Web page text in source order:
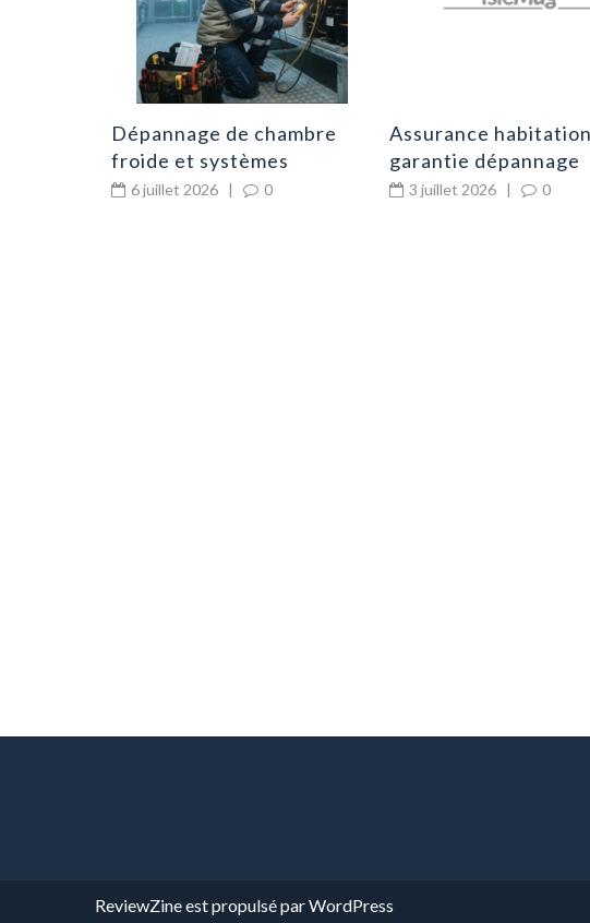
Dépannage de chambre
froide et systèmes
frigorifiques en cuisine
6 juillet 2026 | 0
Assurance
garantie dépannage
d’urgence couvre-t-
3 juillet 2026 | 0
ReviewZineest propulsé parWordPress